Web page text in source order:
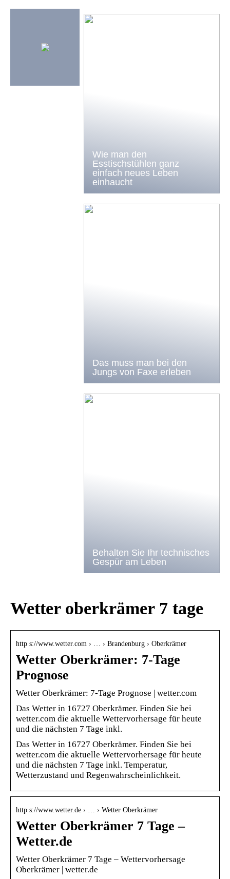
Wie man den
Esstischstühlen ganz
einfach neues Leben
einhaucht
Das muss man bei den
Jungs von Faxe erleben
Behalten Sie Ihr technisches
Gespür am Leben
Wetter oberkrämer 7 tage
http s://www.wetter.com › … › Brandenburg › Oberkrämer
Wetter Oberkrämer: 7-Tage
Prognose
Wetter Oberkrämer: 7-Tage Prognose | wetter.com
Das Wetter in 16727 Oberkrämer. Finden Sie bei
wetter.com die aktuelle Wettervorhersage für heute
und die nächsten 7 Tage inkl.
Das Wetter in 16727 Oberkrämer. Finden Sie bei
wetter.com die aktuelle Wettervorhersage für heute
und die nächsten 7 Tage inkl. Temperatur,
Wetterzustand und Regenwahrscheinlichkeit.
http s://www.wetter.de › … › Wetter Oberkrämer
Wetter Oberkrämer 7 Tage –
Wetter.de
Wetter Oberkrämer 7 Tage – Wettervorhersage
Oberkrämer | wetter.de